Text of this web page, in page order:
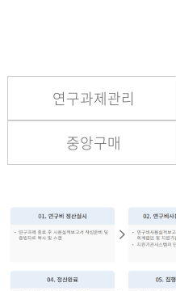
연구과제관리
중앙구매